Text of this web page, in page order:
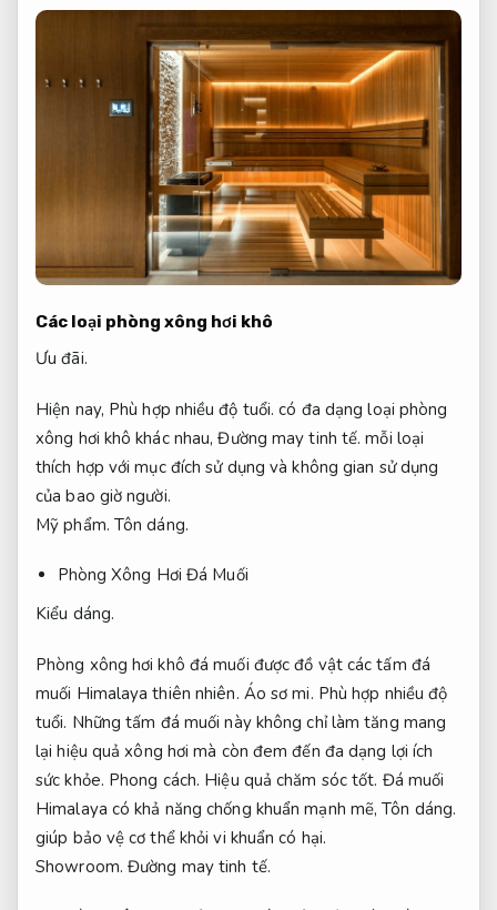
Các loại phòng xông hơi khô
Ưu đãi.
Hiện nay, Phù hợp nhiều độ tuổi. có đa dạng loại phòng
xông hơi khô khác nhau,Đường may tinh tế. mỗi loại
thích hợp với mục đích sử dụng và không gian sử dụng
của bao giờ người.
Mỹ phẩm. Tôn dáng.
Phòng Xông Hơi Đá Muối
Kiểu dáng.
Phòng xông hơi khô đá muối được đồ vật các tấm đá
muối Himalaya thiên nhiên. Áo sơ mi. Phù hợp nhiều độ
tuổi. Những tấm đá muối này không chỉ làm tăng mang
lại hiệu quả xông hơi mà còn đem đến đa dạng lợi ích
sức khỏe. Phong cách. Hiệu quả chăm sóc tốt. Đá muối
Himalaya có khả năng chống khuẩn mạnh mẽ,Tôn dáng.
giúp bảo vệ cơ thể khỏi vi khuẩn có hại.
Showroom. Đường may tinh tế.